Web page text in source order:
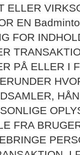
ELLER
EN
FOR
PÅ ELLER I
FRA